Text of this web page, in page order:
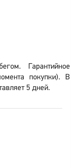
Гарантийное
покупки). В
5 дней.